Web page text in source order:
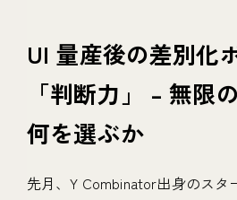
UI 量産後の差別化
「判断力」 – 無限
何を選ぶか
先月、Y Combinator出身のスタ